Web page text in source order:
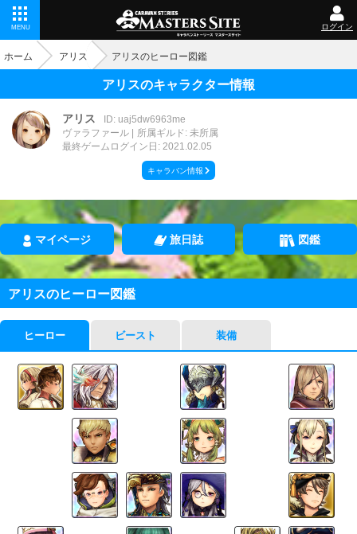
MENU ログイン
ホーム アリス アリスのヒーロー図鑑
アリスのキャラクター情報
アリス
ID: uaj5dw6963me
ヴァラファール
所属ギルド: 未所属
最終ゲームログイン日: 2021.02.05
キャラバン情報
マイページ 旅日誌 図鑑
アリスのヒーロー図鑑
ヒーロー ビースト 装備